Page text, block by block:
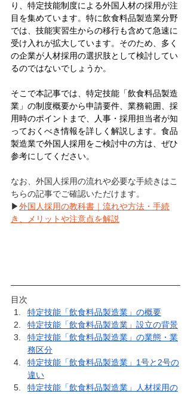
り、特定技能制度による外国人材の採用が注
目を集めています。特に飲食料品製造業分野
では、技能実習生からの移行も含めて急速に
受け入れが拡大しています。そのため、多く
の企業が人材採用の選択肢として検討してい
るのではないでしょうか。
そこで本記事では、特定技能「飲食料品製造
業」の制度概要から申請要件、業務範囲、採
用時のポイントまで、人事・採用担当者が知
っておくべき情報を詳しく解説します。食品
製造業で外国人採用をご検討中の方は、ぜひ
参考にしてください。
なお、外国人採用の流れや必要な手続きはこ
ちらの記事でご確認いただけます。
▶外国人採用の教科書｜流れや方法・手続
き、メリットや注意点を解説
目次
特定技能「飲食料品製造業」の概要
特定技能「飲食料品製造業」設立の背景
特定技能「飲食料品製造業」の業態・業
務区分
特定技能「飲食料品製造業」1号と2号の
違い
特定技能「飲食料品製造業」人材採用の